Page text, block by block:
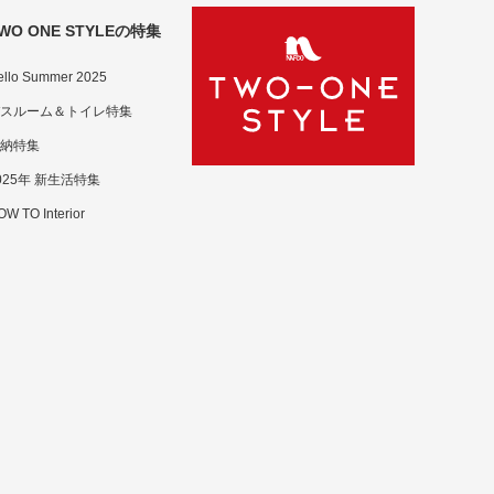
ONE STYLEの特集
Summer 2025
ルーム＆トイレ特集
特集
年 新生活特集
TO Interior